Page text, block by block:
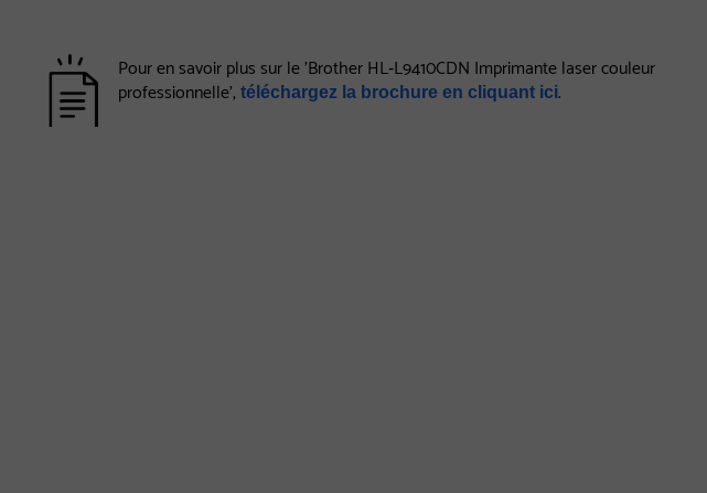
Pour en savoir plus sur le 'Brother HL‐L9410CDN Imprimante laser couleur
professionnelle', téléchargez la brochure en cliquant ici.